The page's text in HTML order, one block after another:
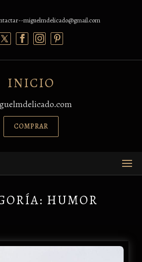
miguelmdelicado@gmail.com
INICIO
COMPRAR
HUMOR